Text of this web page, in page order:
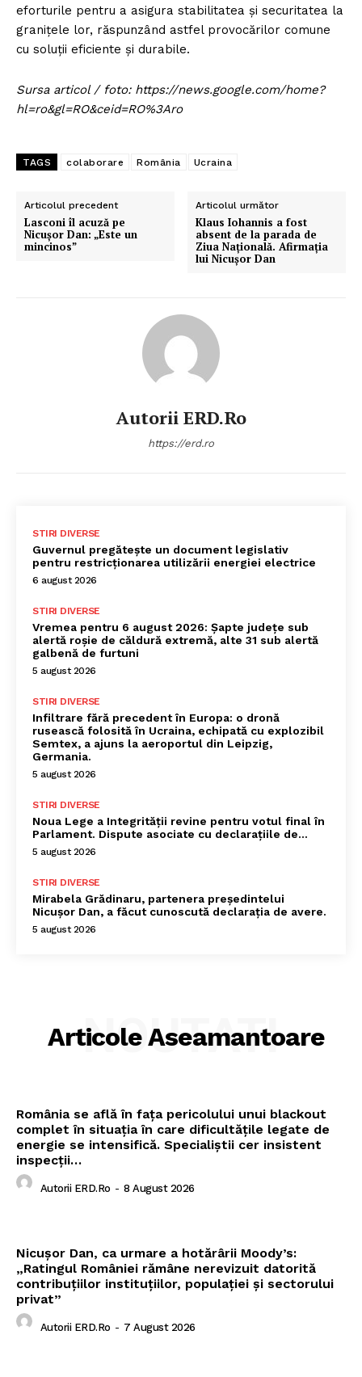
eforturile pentru a asigura stabilitatea și securitatea la
granițele lor, răspunzând astfel provocărilor comune
cu soluții eficiente și durabile.
Sursa articol / foto: https://news.google.com/home?
hl=ro&gl=RO&ceid=RO%3Aro
TAGS colaborare România Ucraina
Articolul precedent
Lasconi îl acuză pe
Nicușor Dan: „Este un
mincinos”
Articolul următor
Klaus Iohannis a fost
absent de la parada de
Ziua Națională. Afirmația
lui Nicușor Dan
Autorii ERD.ro
https://erd.ro
STIRI DIVERSE
Guvernul pregătește un document legislativ
pentru restricționarea utilizării energiei electrice
6 august 2026
STIRI DIVERSE
Vremea pentru 6 august 2026: Șapte județe sub
alertă roșie de căldură extremă, alte 31 sub alertă
galbenă de furtuni
5 august 2026
STIRI DIVERSE
Infiltrare fără precedent în Europa: o dronă
rusească folosită în Ucraina, echipată cu explozibil
Semtex, a ajuns la aeroportul din Leipzig,
Germania.
5 august 2026
STIRI DIVERSE
Noua Lege a Integrității revine pentru votul final în
Parlament. Dispute asociate cu declarațiile de…
5 august 2026
STIRI DIVERSE
Mirabela Grădinaru, partenera președintelui
Nicușor Dan, a făcut cunoscută declarația de avere.
5 august 2026
Articole Aseamantoare
NOUTATI
România se află în fața pericolului unui blackout
complet în situația în care dificultățile legate de
energie se intensifică. Specialiștii cer insistent
inspecții…
Autorii ERD.ro - 8 August 2026
Nicușor Dan, ca urmare a hotărârii Moody’s:
„Ratingul României rămâne nerevizuit datorită
contribuțiilor instituțiilor, populației și sectorului
privat”
Autorii ERD.ro - 7 August 2026